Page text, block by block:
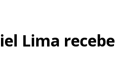
Lima recebe